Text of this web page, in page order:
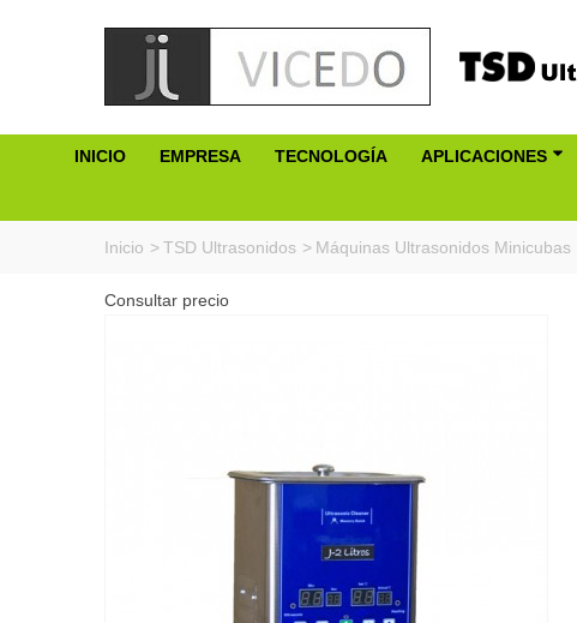
INICIO EMPRESA TECNOLOGÍA APLICACIONES
Inicio >TSD Ultrasonidos > Máquinas Ultrasonidos Minicubas
Consultar precio